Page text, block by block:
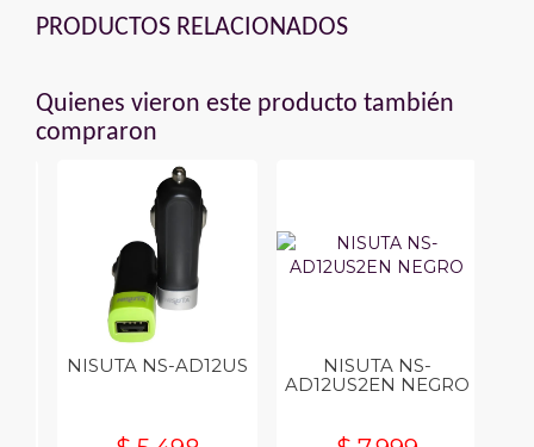
PRODUCTOS RELACIONADOS
Quienes vieron este producto también
compraron
NISUTA NS-AD12US
NISUTA NS-
AD12US2EN NEGRO